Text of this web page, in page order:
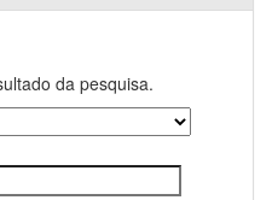
da pesquisa.